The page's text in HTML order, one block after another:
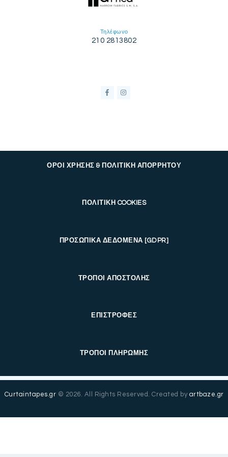
Τηλέφωνο
210 2813802
ΟΡΟΙ ΧΡΗΣΗΣ & ΠΟΛΙΤΙΚΗ ΑΠΟΡΡΗΤΟΥ
ΠΟΛΙΤΙΚΗ COOKIES
ΠΡΟΣΩΠΙΚΑ ΔΕΔΟΜΕΝΑ [GDPR]
ΤΡΟΠΟΙ ΑΠΟΣΤΟΛΗΣ
ΕΠΙΣΤΡΟΦΕΣ
ΤΡΟΠΟΙ ΠΛΗΡΩΜΗΣ
Curtaintapes.gr © 2026. All Rights Reserved. Created by artbaze.gr